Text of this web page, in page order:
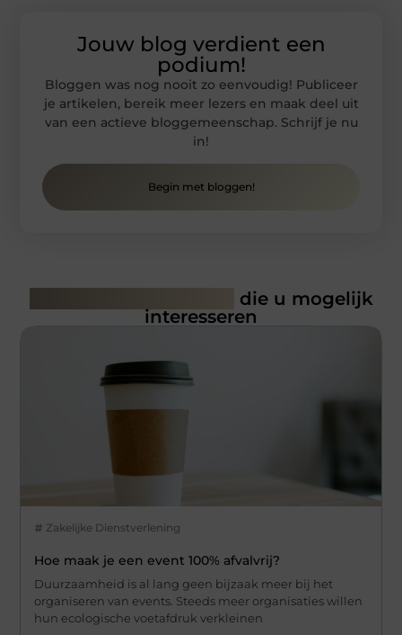
Jouw blog verdient een
podium!
Bloggen was nog nooit zo eenvoudig! Publiceer
je artikelen, bereik meer lezers en maak deel uit
van een actieve bloggemeenschap. Schrijf je nu
in!
Begin met bloggen!
die u mogelijk
interesseren
Zakelijke Dienstverlening
Hoe maak je een event 100% afvalvrij?
Duurzaamheid is al lang geen bijzaak meer bij het
organiseren van events. Steeds meer organisaties willen
hun ecologische voetafdruk verkleinen